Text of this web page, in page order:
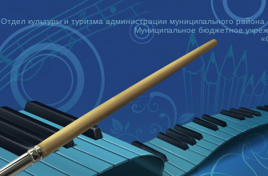
Отдел культуры и туризма администрации муниципального
Муниципальное бюджетное